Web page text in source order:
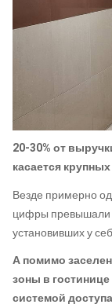
20-30% от
касается
Везде примерно
цифры превышали
установивших у
А помимо
зоны в
системой